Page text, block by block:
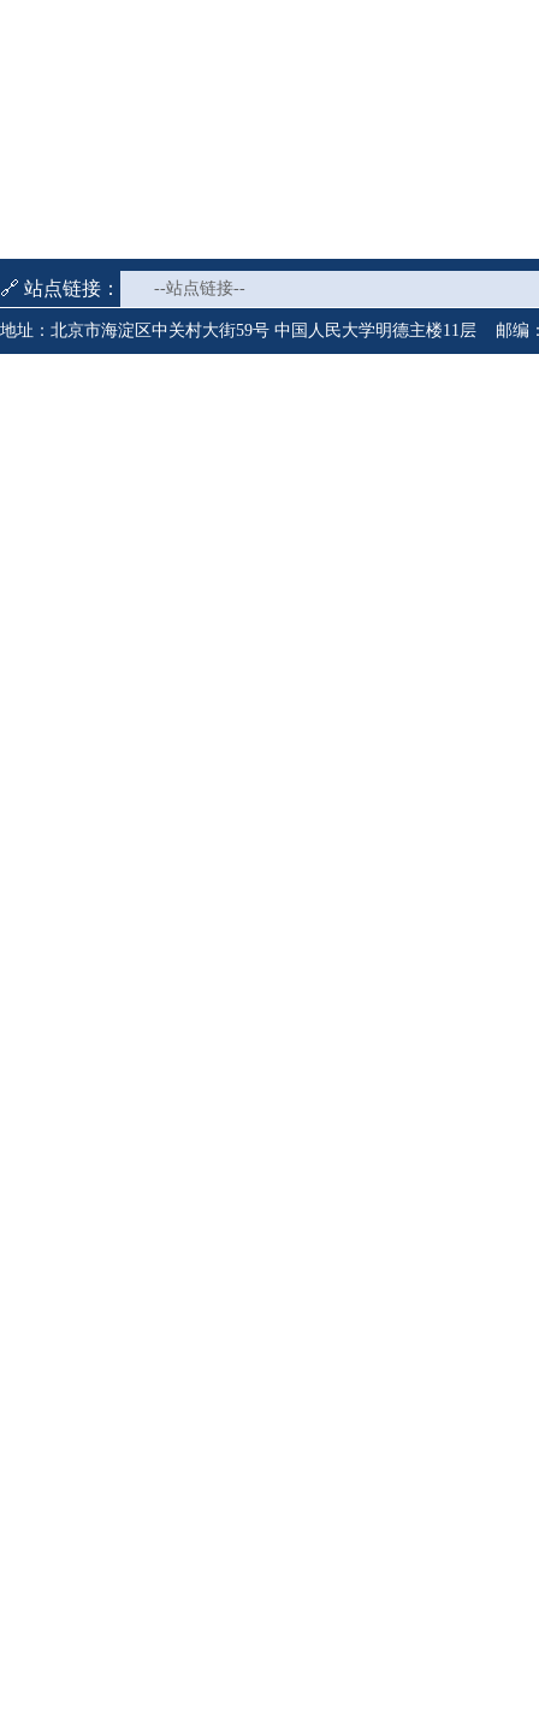
🔗 站点链接： --站点链接--
地址：北京市海淀区中关村大街59号 中国人民大学明德主楼11层 邮